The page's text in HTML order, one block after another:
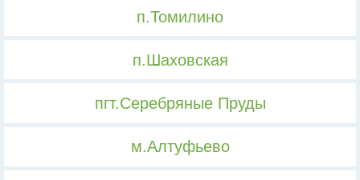
п.Томилино
п.Шаховская
пгт.Серебряные Пруды
м.Алтуфьево